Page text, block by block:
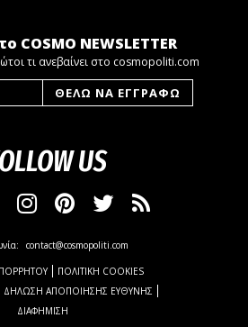
COSMO NEWSLETTER
τι ανεβαίνει στο cosmopoliti.com
US
contact@cosmopoliti.com
ΠΟΛΙΤΙΚΗ COOKIES
ΔΗΛΩΣΗ ΑΠΟΠΟΙΗΣΗΣ ΕΥΘΥΝΗΣ
ΔΙΑΦΗΜΙΣΗ